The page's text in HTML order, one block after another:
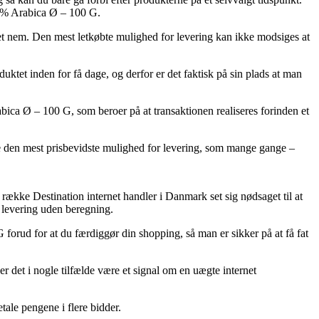
Arabica Ø – 100 G.
Den mest letkøbte mulighed for levering kan ikke modsiges at
inden for få dage, og derfor er det faktisk på sin plads at man
Ø – 100 G, som beroer på at transaktionen realiseres forinden et
mest prisbevidste mulighed for levering, som mange gange –
Destination internet handler i Danmark set sig nødsaget til at
uden beregning.
for at du færdiggør din shopping, så man er sikker på at få fat
det i nogle tilfælde være et signal om en uægte internet
pengene i flere bidder.